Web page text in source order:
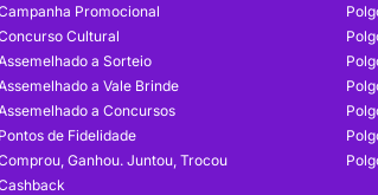
Promocional
Cultural
a Sorteio
a Vale Brinde
a Concursos
Pontos de Fidelidade
Ganhou. Juntou, Trocou